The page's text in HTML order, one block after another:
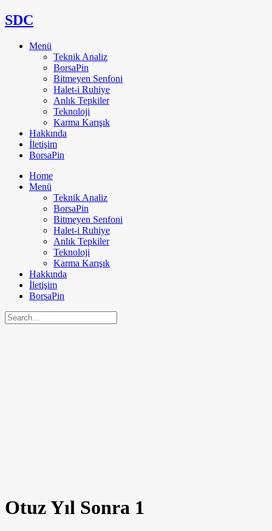
SDC
Menü
Teknik Analiz
BorsaPin
Bitmeyen Senfoni
Halet-i Ruhiye
Anlık Tepkiler
Teknoloji
Karma Karışık
Hakkında
İletişim
BorsaPin
Home
Menü
Teknik Analiz
BorsaPin
Bitmeyen Senfoni
Halet-i Ruhiye
Anlık Tepkiler
Teknoloji
Karma Karışık
Hakkında
İletişim
BorsaPin
Otuz Yıl Sonra 1